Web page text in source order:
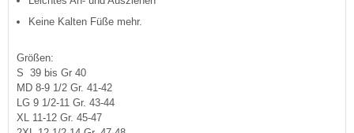
Keine Kalten Füße mehr.
Größen:
S 39 bis Gr 40
MD 8-9 1/2 Gr. 41-42
LG 9 1/2-11 Gr. 43-44
XL 11-12 Gr. 45-47